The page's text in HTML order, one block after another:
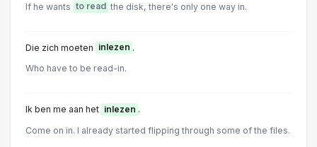
If he wants to read the disk, there's only one way in.
Die zich moeten inlezen .
Who have to be read-in.
Ik ben me aan het inlezen .
Come on in. l already started flipping through some of the files.